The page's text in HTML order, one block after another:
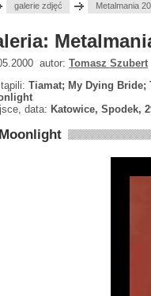
galerie zdjęć Metalmania
autor: Tomasz Szubert
Tiamat; My Dying Bride;
data: Katowice, Spodek,
Moonlight